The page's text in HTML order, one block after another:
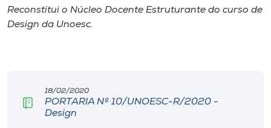
Cultura
Biblioteca
Reconstitui o Núcleo Docente Estruturante do curso de
Design da Unoesc.
18/02/2020
PORTARIA Nº 10/UNOESC-R/2020 -
Design